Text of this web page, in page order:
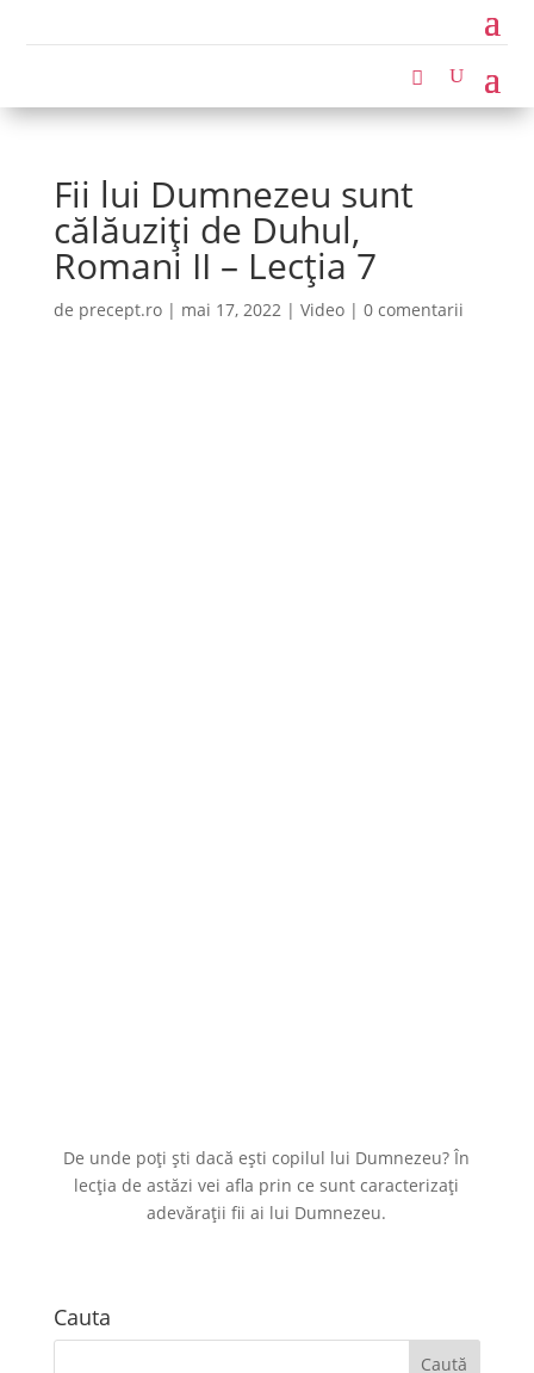
Fii lui Dumnezeu sunt
călăuziți de Duhul,
Romani II – Lecția 7
de precept.ro| mai 17, 2022| Video| 0 comentarii
De unde poți ști dacă ești copilul lui Dumnezeu? În
lecția de astăzi vei afla prin ce sunt caracterizați
adevărații fii ai lui Dumnezeu.
Cauta